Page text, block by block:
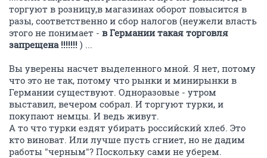
торгуют в розницу,в магазинах оборот повысится в
разы, соответственно и сбор налогов (неужели власть
этого не понимает - в Германии такая торговля
запрещена !!!!!!! ) ...
Вы уверены насчет выделенного мной. Я нет, потому
что это не так, потому что рынки и минирынки в
Германии существуют. Одноразовые - утром
выставил, вечером собрал. И торгуют турки, и
покупают немцы. И ведь живут.
А то что турки ездят убирать российский хлеб. Это
кто виноват. Или лучше пусть сгниет, но не дадим
работы "черным"? Поскольку сами не уберем.